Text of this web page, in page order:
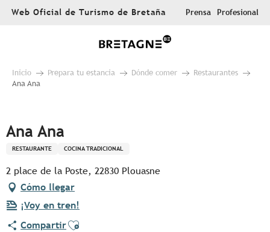
AllerWeb Oficial de Turismo de Bretaña Prensa Profesional
Inicio Prepara tu estancia Dónde comer
Restaurantes
Ana Ana
Ana Ana
RESTAURANTE COCINA TRADICIONAL
2 place de la Poste, 22830 Plouasne
Cómo llegar
¡Voy en tren!
CompartirAjouter aux favoris